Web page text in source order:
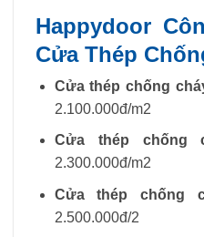
Happydoor
Cửa Thép
Cửa thép chống
2.100.000đ/m2
Cửa thép chống
2.300.000đ/m2
Cửa thép chống
2.500.000đ/2